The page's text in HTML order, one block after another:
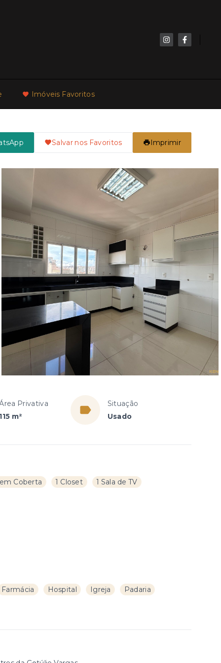
Imóveis Favoritos
Salvar nos Favoritos Imprimir
Privativa
115 m²
Situação
Usado
Coberta 1 Closet
1 Sala de TV
Farmácia Hospital Igreja
Padaria